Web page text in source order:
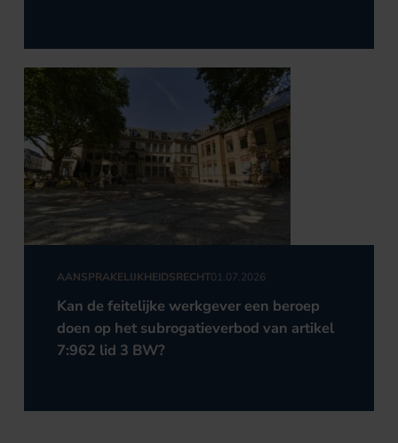
AANSPRAKELIJKHEIDSRECHT01.07.2026
Kan de feitelijke werkgever een beroep
doen op het subrogatieverbod van artikel
7:962 lid 3 BW?